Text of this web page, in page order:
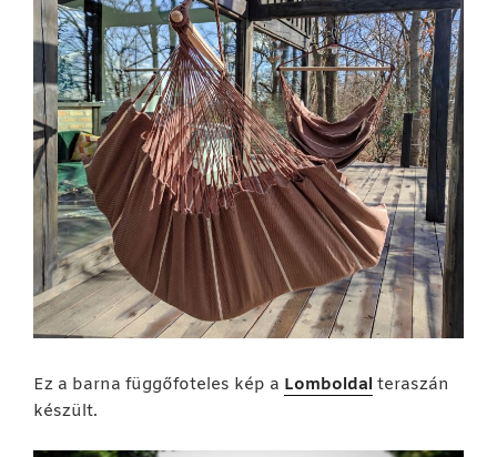
Ez a barna függőfoteles kép a Lomboldal teraszán
készült.